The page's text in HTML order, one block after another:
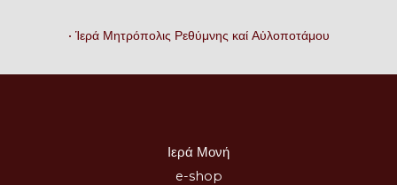
• Ἱερά Μητρόπολις Ρεθύμνης καί Αὐλοποτάμου
Ιερά Μονή
e-shop